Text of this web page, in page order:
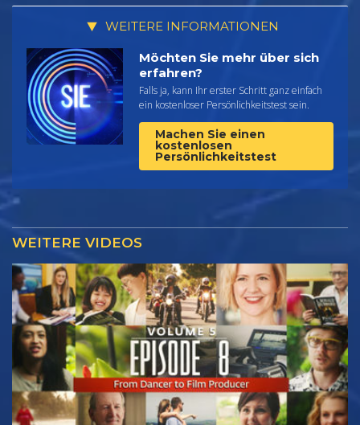
WEITERE INFORMATIONEN
Möchten Sie mehr über sich
erfahren?
Falls ja, kann Ihr erster Schritt ganz einfach
ein kostenloser Persönlichkeitstest sein.
Machen Sie einen
kostenlosen
Persönlichkeitstest
WEITERE VIDEOS